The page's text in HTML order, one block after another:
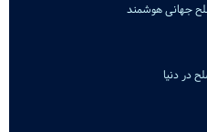
جهانی هوشمند
در دنیا